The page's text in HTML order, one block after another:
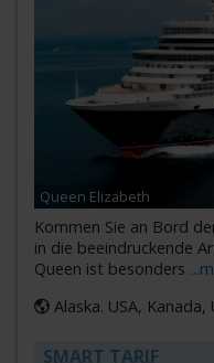
Queen Elizabeth
Kommen Sie an Bord
in die beeindruckende
Queen ist besonders
Alaska. USA, Kanada,
SMART TARIF